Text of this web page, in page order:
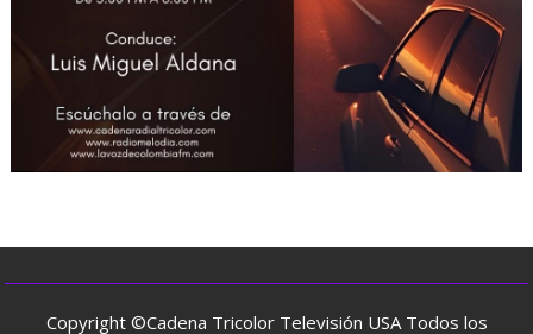
Copyright ©Cadena Tricolor Televisión USA Todos los